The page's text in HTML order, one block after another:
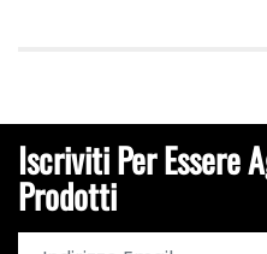
Iscriviti Per Essere
Prodotti